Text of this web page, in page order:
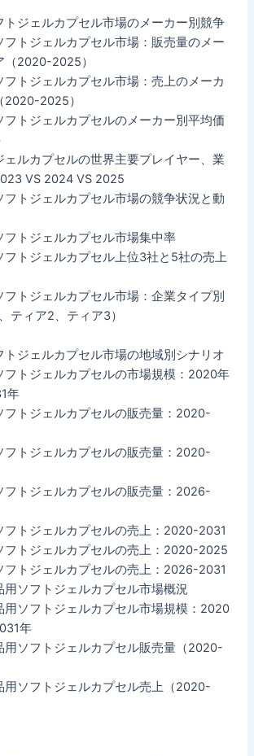
トジェルカプセル市場のメーカー別競争
フトジェルカプセル市場：販売量のメー
（2020-2025）
フトジェルカプセル市場：売上のメーカ
2020-2025）
フトジェルカプセルのメーカー別平均価
ェルカプセルの世界主要プレイヤー、業
VS 2024 VS 2025
フトジェルカプセル市場の競争状況と動
フトジェルカプセル市場集中率
フトジェルカプセル上位3社と5社の売上
トジェルカプセル市場：企業タイプ別
ティア2、ティア3）
トジェルカプセル市場の地域別シナリオ
フトジェルカプセルの市場規模：2020年
年
フトジェルカプセルの販売量：2020-
フトジェルカプセルの販売量：2020-
フトジェルカプセルの販売量：2026-
フトジェルカプセルの売上：2020-2031
フトジェルカプセルの売上：2020-2025
フトジェルカプセルの売上：2026-2031
用ソフトジェルカプセル市場概況
用ソフトジェルカプセル市場規模：2020
年
用ソフトジェルカプセル販売量（2020-
用ソフトジェルカプセル売上（2020-